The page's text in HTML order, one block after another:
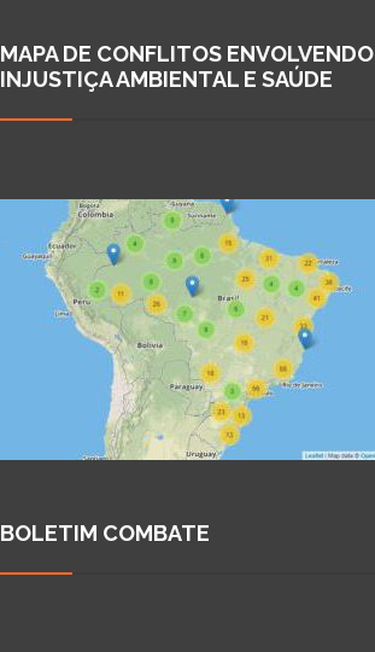
MAPA DE CONFLITOS ENVOLVENDO
INJUSTIÇA AMBIENTAL E SAÚDE
BOLETIM COMBATE